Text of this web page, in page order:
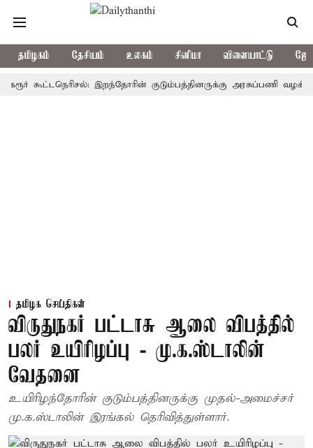
தமிழகம் தேசியம் உலகம் சினிமா விளையாட்டு
கூட்டநெரிசல்: இறந்தோரின் குடும்பத்தினருக்கு அரசுப்பணி வழக்கு;
தமிழக செய்திகள்
விருதுநகர் பட்டாசு ஆலை விபத்தில்
பலர் உயிரிழப்பு - மு.க.ஸ்டாலின்
வேதனை
உயிரிழந்தோரின் குடும்பத்தினருக்கு முதல்-அமைச்சர்
மு.க.ஸ்டாலின் இரங்கல் தெரிவித்துள்ளார்.